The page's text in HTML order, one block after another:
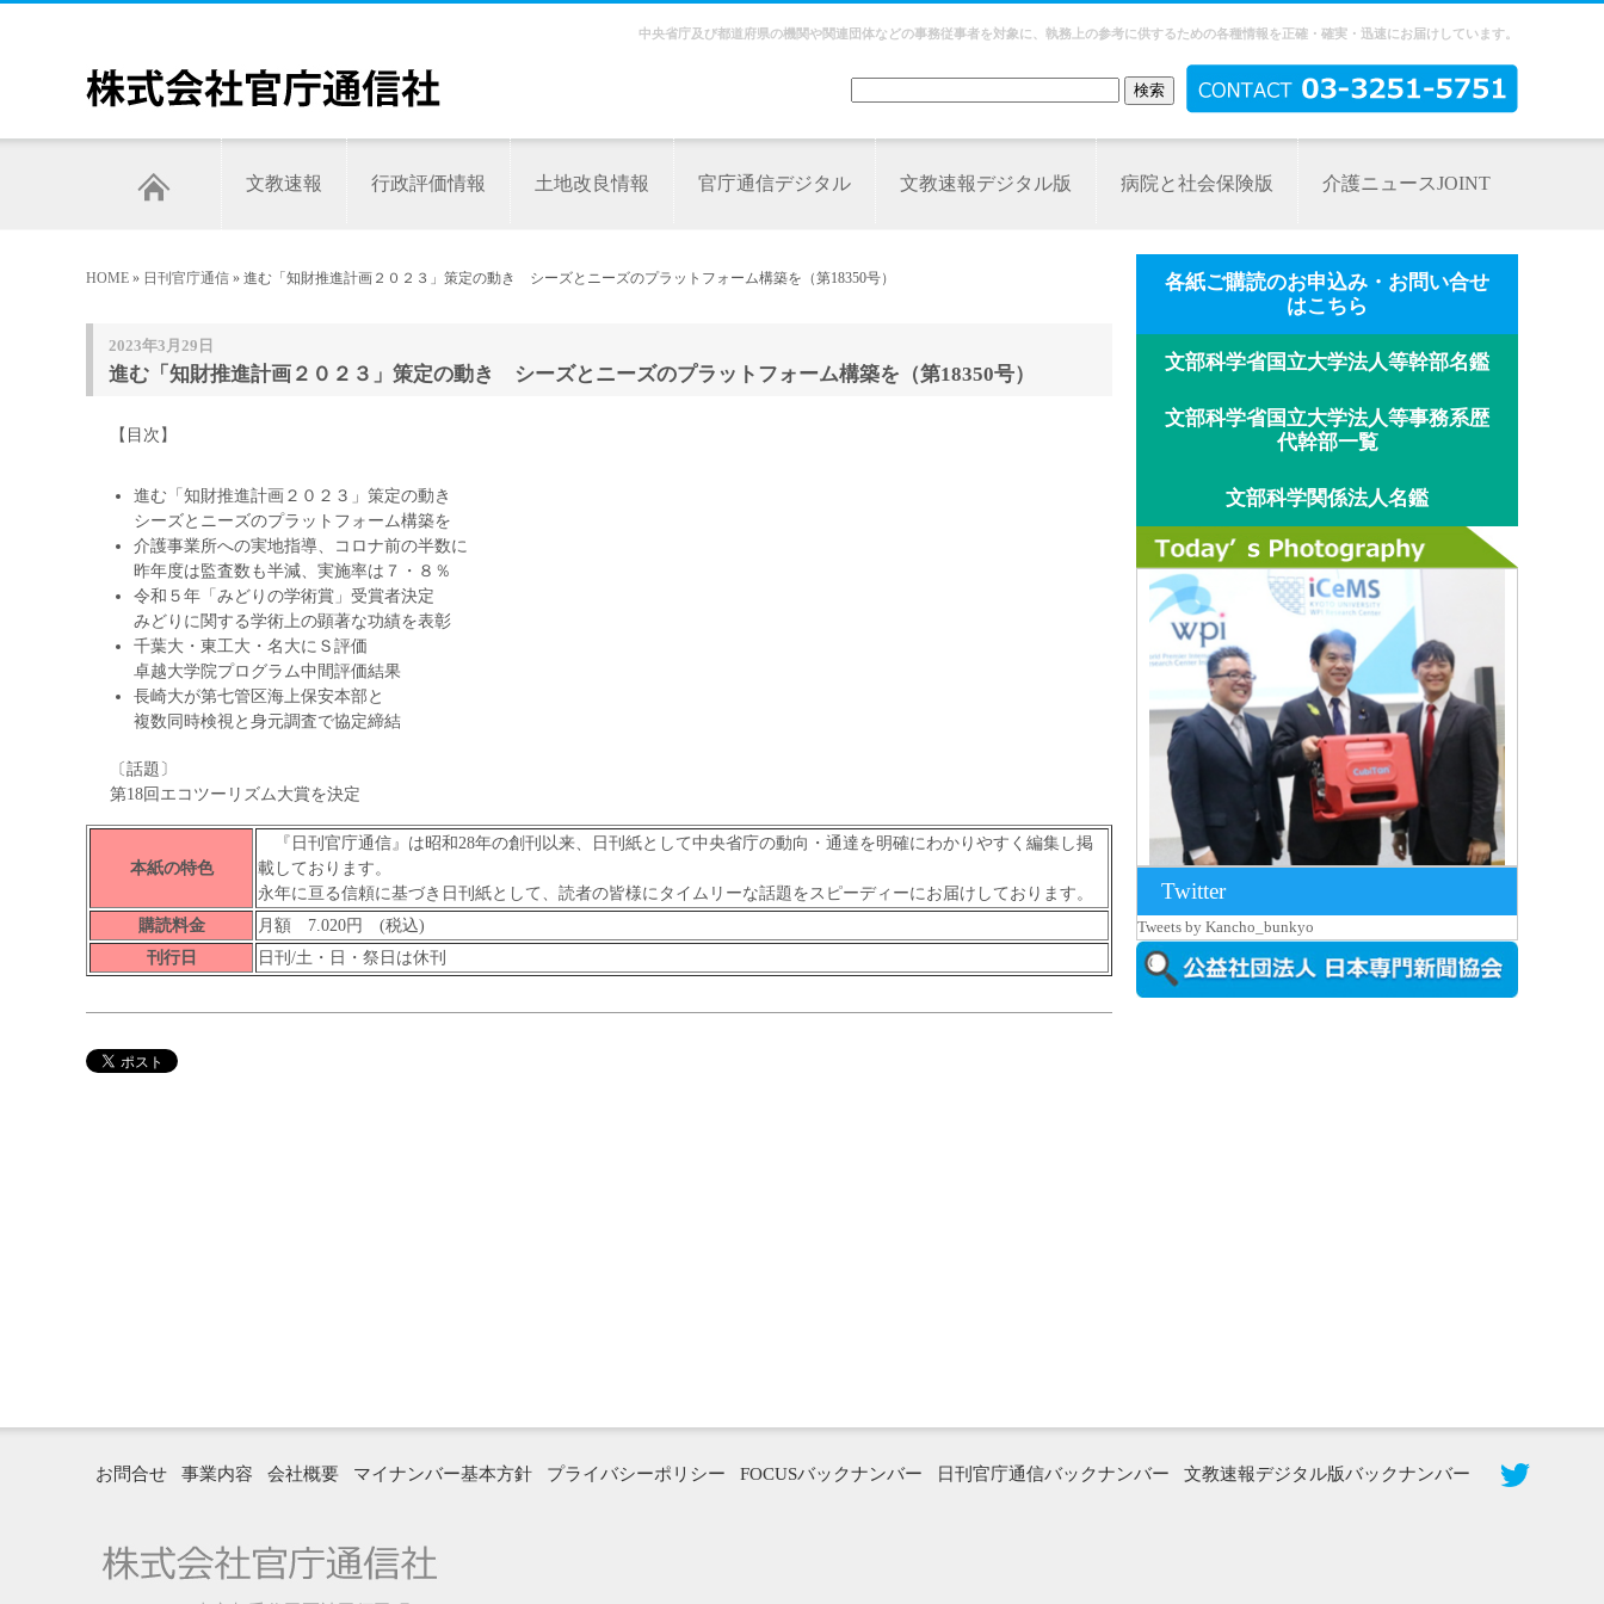
中央省庁及び都道府県の機関や関連団体などの事務従事者を対象に、執務上の参考に供するための各種情報を正確・確実・迅速にお届けしています。
文教速報 行政評価情報 土地改良情報 官庁通信デジタル 文教速報デジタル版 病院と社会保険版 介護ニュースJOINT
HOME » 日刊官庁通信 » 進む「知財推進計画２０２３」策定の動き シーズとニーズのプラットフォーム構築を（第18350号）
2023年3月29日
進む「知財推進計画２０２３」策定の動き シーズとニーズのプラットフォーム構築を（第18350号）
【目次】
進む「知財推進計画２０２３」策定の動き
シーズとニーズのプラットフォーム構築を
介護事業所への実地指導、コロナ前の半数に
昨年度は監査数も半減、実施率は７・８％
令和５年「みどりの学術賞」受賞者決定
みどりに関する学術上の顕著な功績を表彰
千葉大・東工大・名大にＳ評価
卓越大学院プログラム中間評価結果
長崎大が第七管区海上保安本部と
複数同時検視と身元調査で協定締結
〔話題〕
第18回エコツーリズム大賞を決定
本紙の特色
『日刊官庁通信』は昭和28年の創刊以来、日刊紙として中央省庁の動向・通達を明確にわかりやすく編集し掲
載しております。
永年に亘る信頼に基づき日刊紙として、読者の皆様にタイムリーな話題をスピーディーにお届けしております。
購読料金
月額 7.020円 (税込)
刊行日
日刊/土・日・祭日は休刊
各紙ご購読のお申込み・お問い合せ
はこちら
文部科学省国立大学法人等幹部名鑑
文部科学省国立大学法人等事務系歴
代幹部一覧
文部科学関係法人名鑑
京都大iCeMS等を視察した松本文部科学
大...
Twitter
Tweets by Kancho_bunkyo
お問合せ 事業内容 会社概要 マイナンバー基本方針 プライバシーポリシー FOCUSバックナンバー 日刊官庁通信バックナンバー 文教速報デジタル版バックナンバー